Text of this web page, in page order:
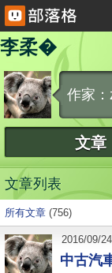
李柔�
作家
文章
文章列表
所有文章 (756)
中古汽
2016/09/24